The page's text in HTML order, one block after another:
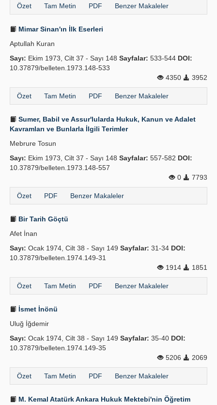
Özet Tam Metin PDF Benzer Makaleler
Mimar Sinan'ın İlk Eserleri
Aptullah Kuran
Sayı: Ekim 1973, Cilt 37 - Sayı 148 Sayfalar: 533-544 DOI:
10.37879/belleten.1973.148-533
4350
3952
Özet Tam Metin PDF Benzer Makaleler
Sumer, Babil ve Assur'lularda Hukuk, Kanun ve Adalet
Kavramları ve Bunlarla İlgili Terimler
Mebrure Tosun
Sayı: Ekim 1973, Cilt 37 - Sayı 148 Sayfalar: 557-582 DOI:
10.37879/belleten.1973.148-557
0
7793
Özet PDF Benzer Makaleler
Bir Tarih Göçtü
Afet İnan
Sayı: Ocak 1974, Cilt 38 - Sayı 149 Sayfalar: 31-34 DOI:
10.37879/belleten.1974.149-31
1914
1851
Özet Tam Metin PDF Benzer Makaleler
İsmet İnönü
Uluğ İğdemir
Sayı: Ocak 1974, Cilt 38 - Sayı 149 Sayfalar: 35-40 DOI:
10.37879/belleten.1974.149-35
5206
2069
Özet Tam Metin PDF Benzer Makaleler
M. Kemal Atatürk Ankara Hukuk Mektebi'nin Öğretim